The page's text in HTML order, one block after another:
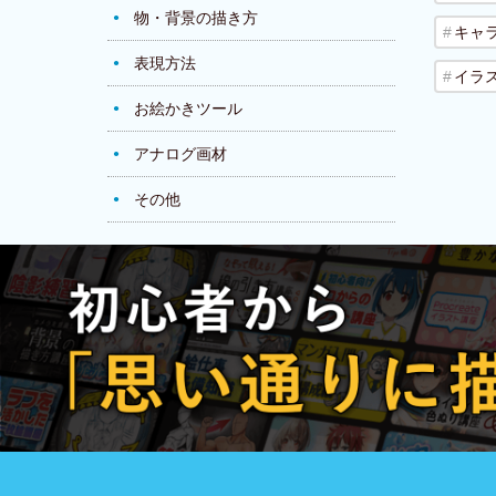
物・背景の描き方
表現方法
お絵かきツール
アナログ画材
その他
キャ
イラ